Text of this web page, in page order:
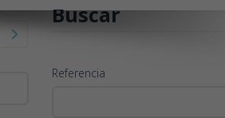
Buscar
Referencia